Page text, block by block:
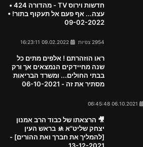
חדשות וירוס TV - מהדורה 424 •
עצה... אף פעם אל תעקוף בתור! •
09-02-2022
2954 צפיות
ראו הוזהרתם ! אלפים מתים כל
שנה מחיידקים הנמצאים אך ורק
בבתי החולים... ומשרד הבריאות
מסתיר את זה - 06-10-2021
🎥 הרצאתו של כבוד הרב אמנון
יצחק שליט"א 🚸 בראש העין
[להמליך את חברך ואת ההורים] -